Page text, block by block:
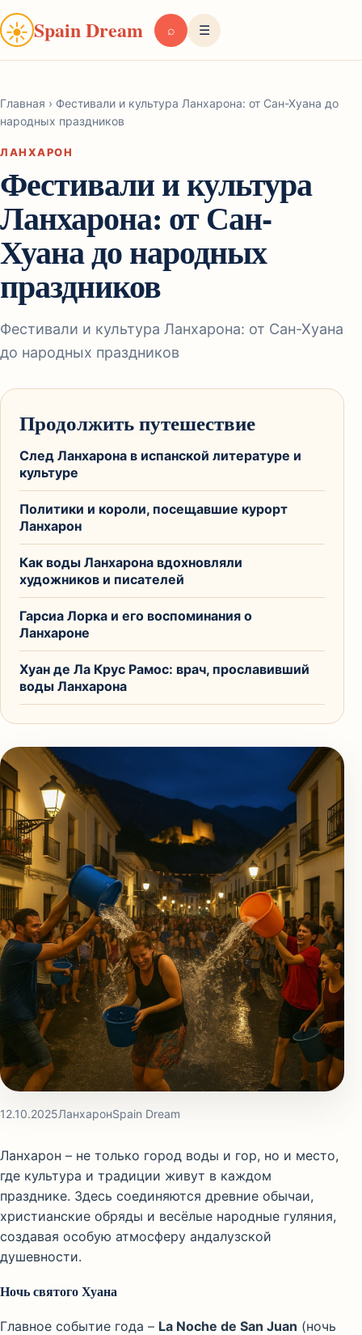
☀Spain Dream ⌕ ☰
Главная › Фестивали и культура Ланхарона: от Сан-Хуана до
народных праздников
ЛАНХАРОН
Фестивали и культура
Ланхарона: от Сан-
Хуана до народных
праздников
Фестивали и культура Ланхарона: от Сан-Хуана
до народных праздников
12.10.2025ЛанхаронSpain Dream
Ланхарон – не только город воды и гор, но и место,
где культура и традиции живут в каждом
празднике. Здесь соединяются древние обычаи,
христианские обряды и весёлые народные гуляния,
создавая особую атмосферу андалузской
душевности.
Ночь святого Хуана
Главное событие года – La Noche de San Juan (ночь
Продолжить путешествие
След Ланхарона в испанской литературе и
культуре
Политики и короли, посещавшие курорт
Ланхарон
Как воды Ланхарона вдохновляли
художников и писателей
Гарсиа Лорка и его воспоминания о
Ланхароне
Хуан де Ла Крус Рамос: врач, прославивший
воды Ланхарона